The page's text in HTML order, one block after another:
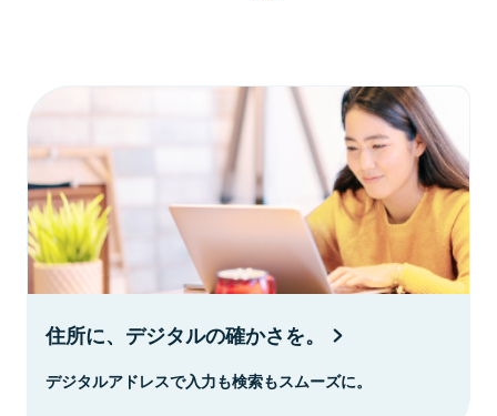
住所に、デジタルの確かさを。
デジタルアドレスで入力も検索もスムーズに。